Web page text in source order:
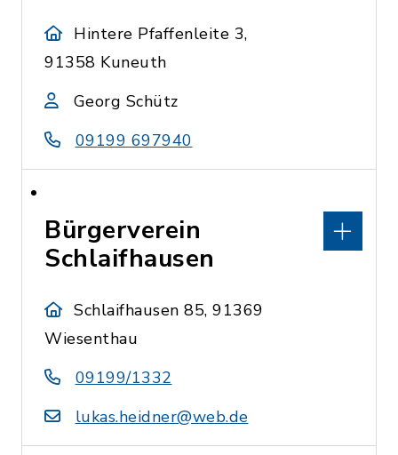
Hintere Pfaffenleite 3,
91358 Kuneuth
Georg Schütz
09199 697940
Bürgerverein
Schlaifhausen
Schlaifhausen 85, 91369
Wiesenthau
09199/1332
lukas.heidner@web.de